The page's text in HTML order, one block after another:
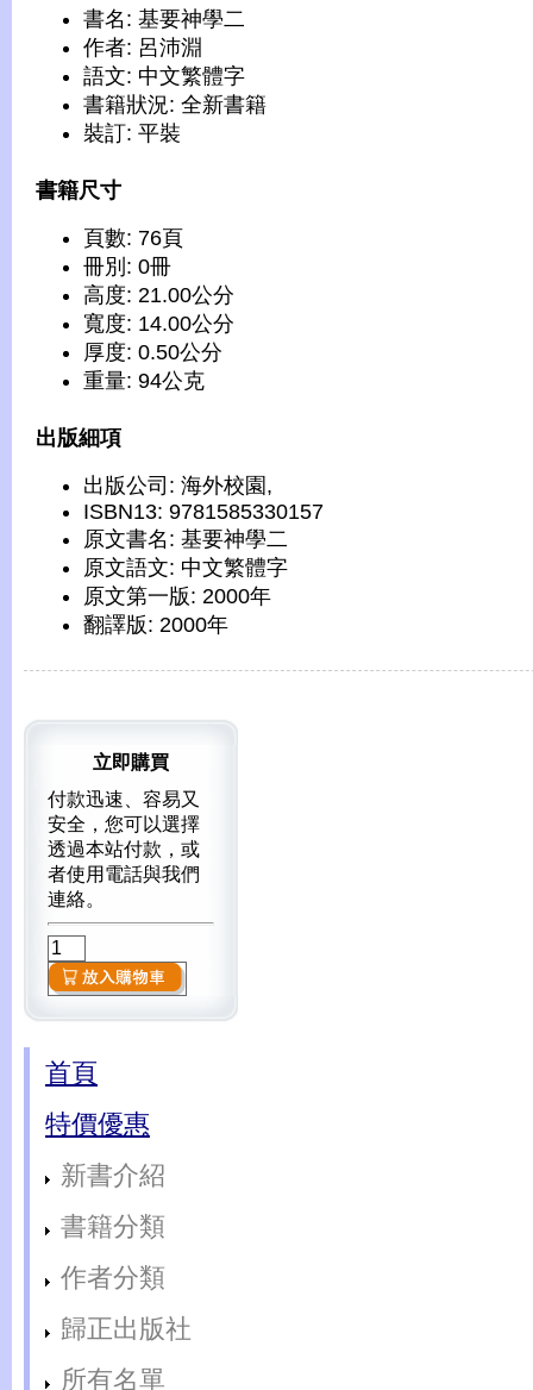
書名: 基要神學二
作者: 呂沛淵
語文: 中文繁體字
書籍狀況: 全新書籍
裝訂: 平裝
書籍尺寸
頁數: 76頁
冊別: 0冊
高度: 21.00公分
寬度: 14.00公分
厚度: 0.50公分
重量: 94公克
出版細項
出版公司: 海外校園,
ISBN13: 9781585330157
原文書名: 基要神學二
原文語文: 中文繁體字
原文第一版: 2000年
翻譯版: 2000年
立即購買
付款迅速、容易又
安全，您可以選擇
透過本站付款，或
者使用電話與我們
連絡。
首頁
特價優惠
新書介紹
書籍分類
作者分類
歸正出版社
所有名單